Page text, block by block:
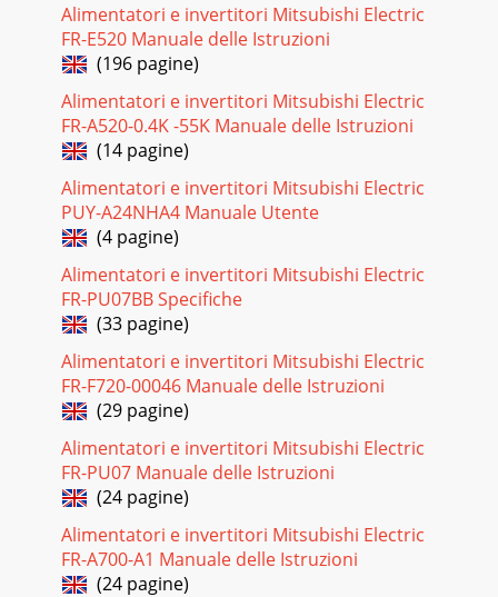
Alimentatori e invertitori Mitsubishi Electric
FR-E520 Manuale delle Istruzioni
(196 pagine)
Alimentatori e invertitori Mitsubishi Electric
FR-A520-0.4K -55K Manuale delle Istruzioni
(14 pagine)
Alimentatori e invertitori Mitsubishi Electric
PUY-A24NHA4 Manuale Utente
(4 pagine)
Alimentatori e invertitori Mitsubishi Electric
FR-PU07BB Specifiche
(33 pagine)
Alimentatori e invertitori Mitsubishi Electric
FR-F720-00046 Manuale delle Istruzioni
(29 pagine)
Alimentatori e invertitori Mitsubishi Electric
FR-PU07 Manuale delle Istruzioni
(24 pagine)
Alimentatori e invertitori Mitsubishi Electric
FR-A700-A1 Manuale delle Istruzioni
(24 pagine)